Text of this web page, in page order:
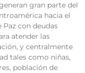
gran parte del
hacia el
Paz con deudas
atender las
y centralmente
tales como niñas,
población de